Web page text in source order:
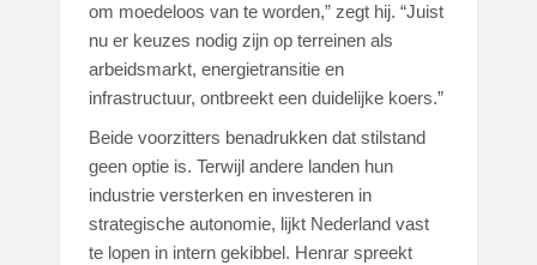
om moedeloos van te worden,” zegt hij. “Juist
nu er keuzes nodig zijn op terreinen als
arbeidsmarkt, energietransitie en
infrastructuur, ontbreekt een duidelijke koers.”
Beide voorzitters benadrukken dat stilstand
geen optie is. Terwijl andere landen hun
industrie versterken en investeren in
strategische autonomie, lijkt Nederland vast
te lopen in intern gekibbel. Henrar spreekt